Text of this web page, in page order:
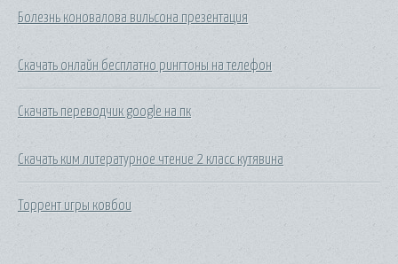
Болезнь коновалова вильсона презентация
Скачать онлайн бесплатно рингтоны на телефон
Скачать переводчик google на пк
Скачать ким литературное чтение 2 класс кутявина
Торрент игры ковбои